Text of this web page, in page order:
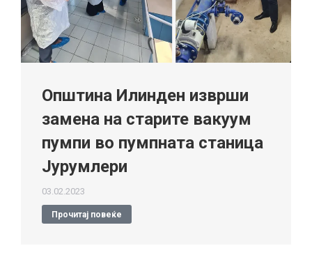
Општина Илинден изврши
замена на старите вакуум
пумпи во пумпната станица
Јурумлери
03.02.2023
Прочитај повеќе